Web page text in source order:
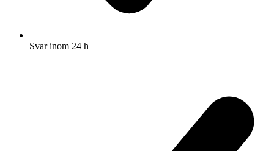
Svar inom 24 h